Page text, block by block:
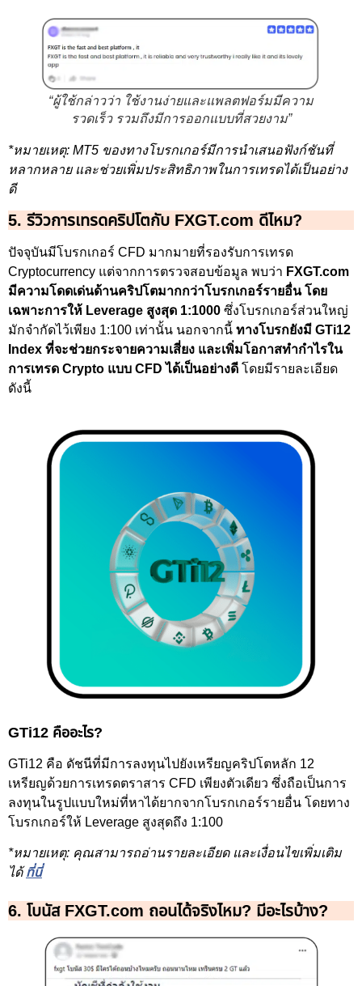
“ผู้ใช้กล่าวว่า ใช้งานง่ายและแพลตฟอร์มมีความ
รวดเร็ว รวมถึงมีการออกแบบที่สวยงาม”
*หมายเหตุ: MT5 ของทางโบรกเกอร์มีการนำเสนอฟังก์ชันที่
หลากหลาย และช่วยเพิ่มประสิทธิภาพในการเทรดได้เป็นอย่าง
ดี
5. รีวิวการเทรดคริปโตกับ FXGT.com ดีไหม?
ปัจจุบันมีโบรกเกอร์ CFD มากมายที่รองรับการเทรด
Cryptocurrency แต่จากการตรวจสอบข้อมูล พบว่า FXGT.com
มีความโดดเด่นด้านคริปโตมากกว่าโบรกเกอร์รายอื่น โดย
เฉพาะการให้ Leverage สูงสุด 1:1000 ซึ่งโบรกเกอร์ส่วนใหญ่
มักจำกัดไว้เพียง 1:100 เท่านั้น นอกจากนี้ ทางโบรกยังมี GTi12
Index ที่จะช่วยกระจายความเสี่ยง และเพิ่มโอกาสทำกำไรใน
การเทรด Crypto แบบ CFD ได้เป็นอย่างดี โดยมีรายละเอียด
ดังนี้
GTi12 คืออะไร?
GTi12 คือ ดัชนีที่มีการลงทุนไปยังเหรียญคริปโตหลัก 12
เหรียญด้วยการเทรดตราสาร CFD เพียงตัวเดียว ซึ่งถือเป็นการ
ลงทุนในรูปแบบใหม่ที่หาได้ยากจากโบรกเกอร์รายอื่น โดยทาง
โบรกเกอร์ให้ Leverage สูงสุดถึง 1:100
*หมายเหตุ: คุณสามารถอ่านรายละเอียด และเงื่อนไขเพิ่มเติม
ได้ที่นี่
6. โบนัส FXGT.com ถอนได้จริงไหม? มีอะไรบ้าง?